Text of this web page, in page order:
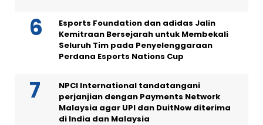
Esports Foundation dan adidas Jalin
Kemitraan Bersejarah untuk Membekali
Seluruh Tim pada Penyelenggaraan
Perdana Esports Nations Cup
NPCI International tandatangani
perjanjian dengan Payments Network
Malaysia agar UPI dan DuitNow diterima
di India dan Malaysia